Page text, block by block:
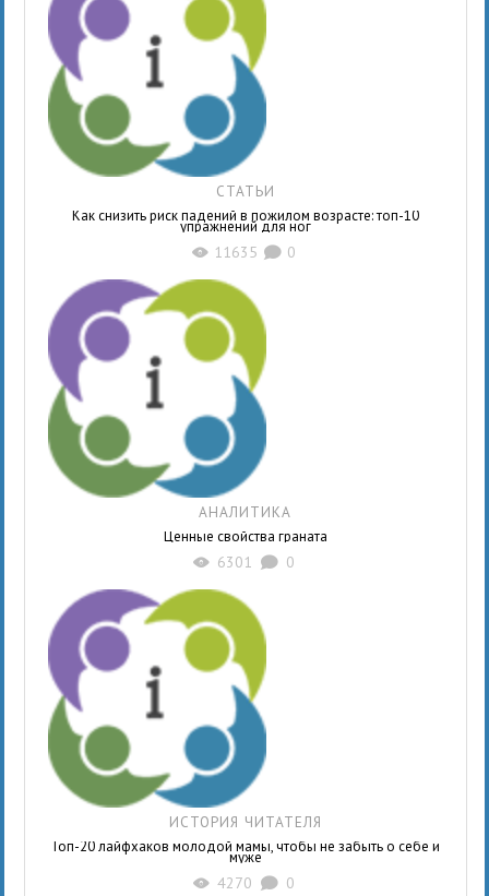
СТАТЬИ
Как снизить риск падений в пожилом возрасте: топ-10
упражнений для ног
X 11635 K 0
АНАЛИТИКА
Ценные свойства граната
X 6301 K 0
ИСТОРИЯ ЧИТАТЕЛЯ
Топ-20 лайфхаков молодой мамы, чтобы не забыть о себе и
муже
X 4270 K 0